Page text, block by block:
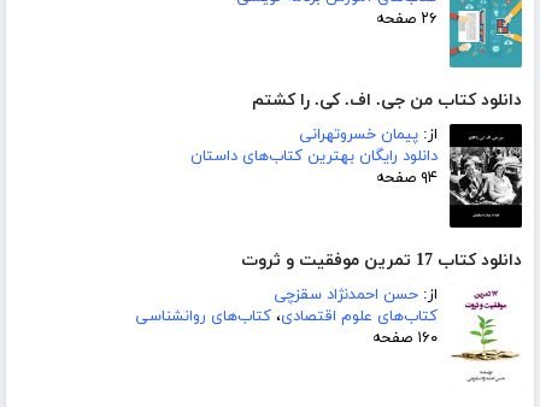
۲۶ صفحه
دانلود کتاب من جی. اف. کی. را کشتم
از: پیمان خسروتهرانی
دانلود رایگان بهترین کتاب‌های داستان
۹۴ صفحه
دانلود کتاب 17 تمرین موفقیت و ثروت
از: حسن احمدنژاد سقزچی
کتاب‌های علوم اقتصادی، کتاب‌های روانشناسی
۱۶۰ صفحه